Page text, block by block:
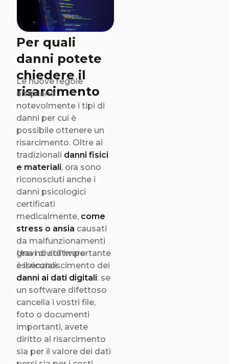
Per quali
danni potete
chiedere il
risarcimento
Le nuove regole
ampliano
notevolmente i tipi di
danni per cui è
possibile ottenere un
risarcimento. Oltre ai
tradizionali danni fisici
e materiali, ora sono
riconosciuti anche i
danni psicologici
certificati
medicalmente, come
stress o ansia causati
da malfunzionamenti
gravi di software
essenziali.
Una novità importante
è il riconoscimento dei
danni ai dati digitali: se
un software difettoso
cancella i vostri file,
foto o documenti
importanti, avete
diritto al risarcimento
sia per il valore dei dati